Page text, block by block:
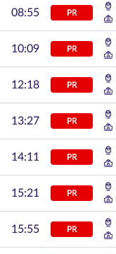
08:55 PR
10:09 PR
12:18 PR
13:27 PR
14:11 PR
15:21 PR
15:55 PR